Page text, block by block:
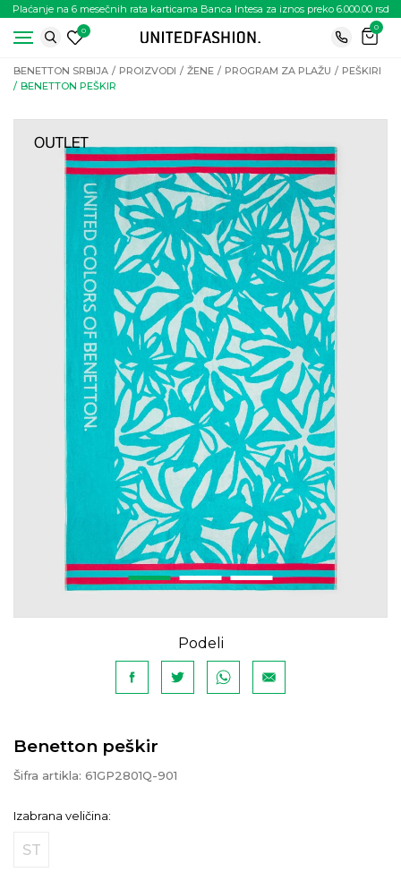
Plaćanje na 6 mesečnih rata karticama Banca Intesa za iznos preko 6.000.00 rsd
0
0
BENETTON SRBIJA PROIZVODI ŽENE PROGRAM ZA PLAŽU
PEŠKIRI
BENETTON PEŠKIR
Podeli
Benetton peškir
Šifra artikla: 61GP2801Q-901
Izabrana veličina:
ST